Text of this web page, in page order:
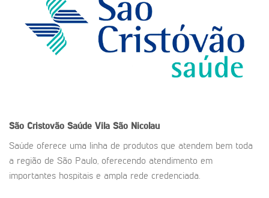
São Cristovão Saúde Vila São Nicolau
Saúde oferece uma linha de produtos que atendem bem toda
a região de São Paulo, oferecendo atendimento em
importantes hospitais e ampla rede credenciada.